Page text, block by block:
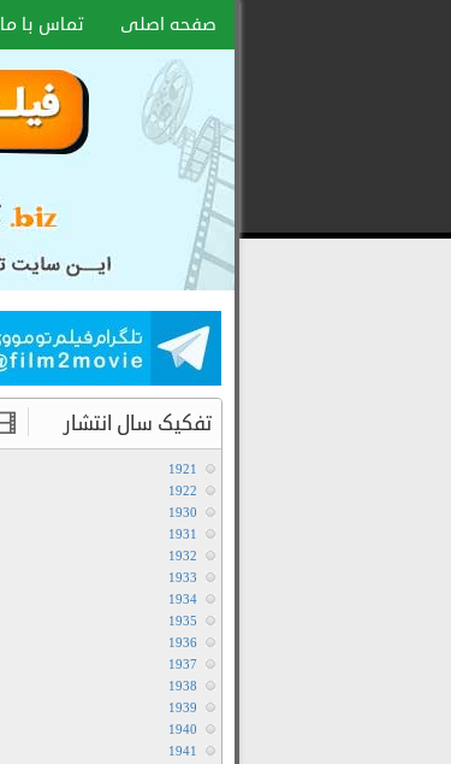
صفحه اصلی تماس با ما
تفکیک سال انتشار
1921
1922
1930
1931
1932
1933
1934
1935
1936
1937
1938
1939
1940
1941